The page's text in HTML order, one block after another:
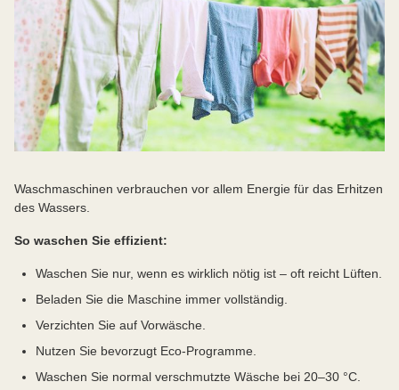
Waschmaschinen verbrauchen vor allem Energie für das Erhitzen
des Wassers.
So waschen Sie effizient:
Waschen Sie nur, wenn es wirklich nötig ist – oft reicht Lüften.
Beladen Sie die Maschine immer vollständig.
Verzichten Sie auf Vorwäsche.
Nutzen Sie bevorzugt Eco-Programme.
Waschen Sie normal verschmutzte Wäsche bei 20–30 °C.